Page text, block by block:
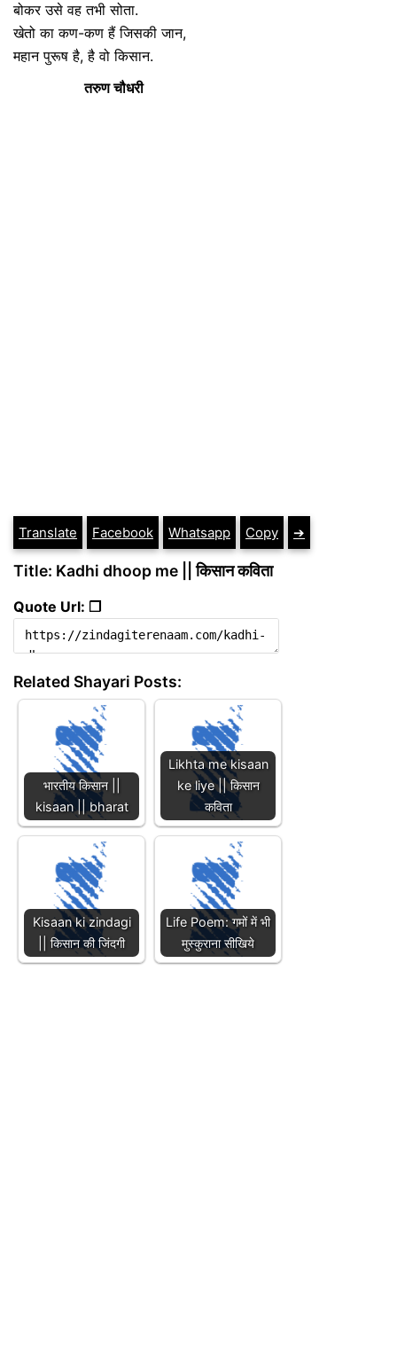
बोकर उसे वह तभी सोता.
खेतो का कण-कण हैं जिसकी जान,
महान पुरूष है, है वो किसान.
तरुण चौधरी
Translate Facebook Whatsapp Copy ➔
Title: Kadhi dhoop me || किसान कविता
Quote Url: ❐
Related Shayari Posts:
भारतीय किसान ||
kisaan || bharat
Likhta me kisaan
ke liye || किसान
कविता
Kisaan ki zindagi
|| किसान की जिंदगी
Life Poem: गमों में भी
मुस्कुराना सीखिये